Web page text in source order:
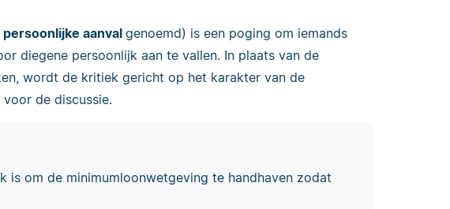
persoonlijke aanval genoemd) is een poging om iemands
diegene persoonlijk aan te vallen. In plaats van de
wordt de kritiek gericht op het karakter van de
de discussie.
is om de minimumloonwetgeving te handhaven zodat